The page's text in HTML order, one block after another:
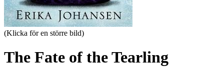
(Klicka för en större bild)
The Fate of the Tearling